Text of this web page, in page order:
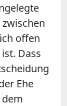
offen
Dass
Ehe